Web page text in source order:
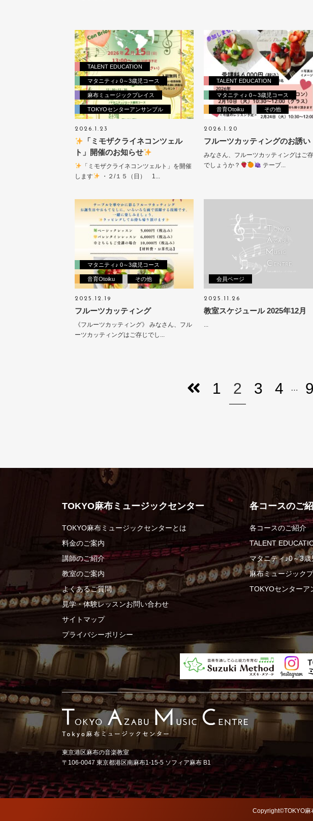
TALENT EDUCATION
マタニティ♪ 0～3歳児コース
麻布ミュージックプレイス
TOKYOセンターアンサンブル
2026.1.23
「ミモザクライネコンツェル
ト」開催のお知らせ
「ミモザクライネコンツェルト」を開催
します
・２/１５（日） 1...
TALENT EDUCATION
マタニティ♪ 0～3歳児コース
音育Otoiku その他
2026.1.20
フルーツカッティングのお誘い
みなさん、フルーツカッティングはご
でしょうか？
テーブ...
マタニティ♪ 0～3歳児コース
音育Otoiku その他
2025.12.19
フルーツカッティング
《フルーツカッティング》 みなさん、フル
ーツカッティングはご存じでし...
会員ページ
2025.11.26
教室スケジュール 2025年12月
1 2 3 4 … 9
TOKYO麻布ミュージックセンター
TOKYO麻布ミュージックセンターとは
料金のご案内
講師のご紹介
教室のご案内
よくあるご質問
見学・体験レッスンお問い合わせ
サイトマップ
プライバシーポリシー
各コースのご
各コースのご紹介
TALENT
マタニティ♪0～3歳
麻布ミュージック
TOKYOセンターア
東京港区麻布の音楽教室
〒106-0047 東京都港区南麻布1-15-5 ソフィア麻布 B1
Copyright©TOKYO麻